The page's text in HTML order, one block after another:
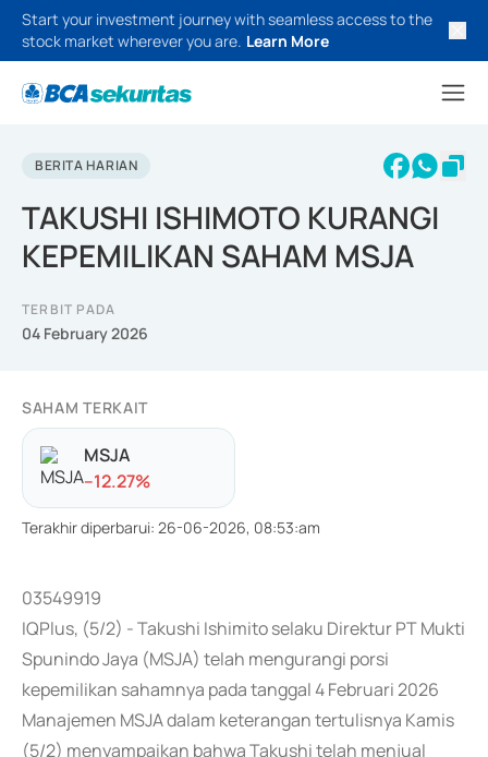
Start your investment journey with seamless access to the
stock market wherever you are. Learn More
BERITA HARIAN
TAKUSHI ISHIMOTO KURANGI
KEPEMILIKAN SAHAM MSJA
TERBIT PADA
04 February 2026
SAHAM TERKAIT
MSJA
--12.27%
Terakhir diperbarui: 26-06-2026, 08:53:am
03549919
IQPlus, (5/2) - Takushi Ishimito selaku Direktur PT Mukti
Spunindo Jaya (MSJA) telah mengurangi porsi
kepemilikan sahamnya pada tanggal 4 Februari 2026
Manajemen MSJA dalam keterangan tertulisnya Kamis
(5/2) menyampaikan bahwa Takushi telah menjual